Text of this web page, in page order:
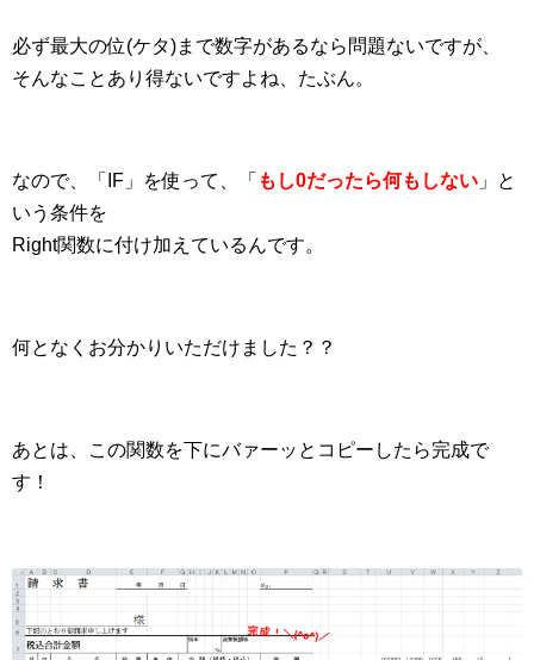
必ず最大の位(ケタ)まで数字があるなら問題ないですが、
そんなことあり得ないですよね、たぶん。
なので、「IF」を使って、「 もし0だったら何もしない 」と
いう条件を
Right関数に付け加えているんです。
何となくお分かりいただけました？？
あとは、この関数を下にバァーッとコピーしたら完成で
す！